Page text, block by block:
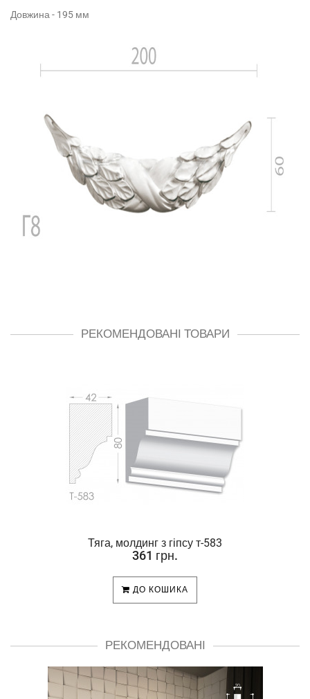
Довжина - 195 мм
РЕКОМЕНДОВАНІ ТОВАРИ
Тяга, молдинг з гіпсу т-583
361 грн.
ДО КОШИКА
РЕКОМЕНДОВАНІ